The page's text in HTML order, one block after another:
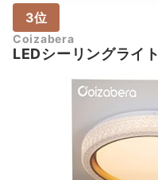
3位
Coizabera
LEDシーリングライト